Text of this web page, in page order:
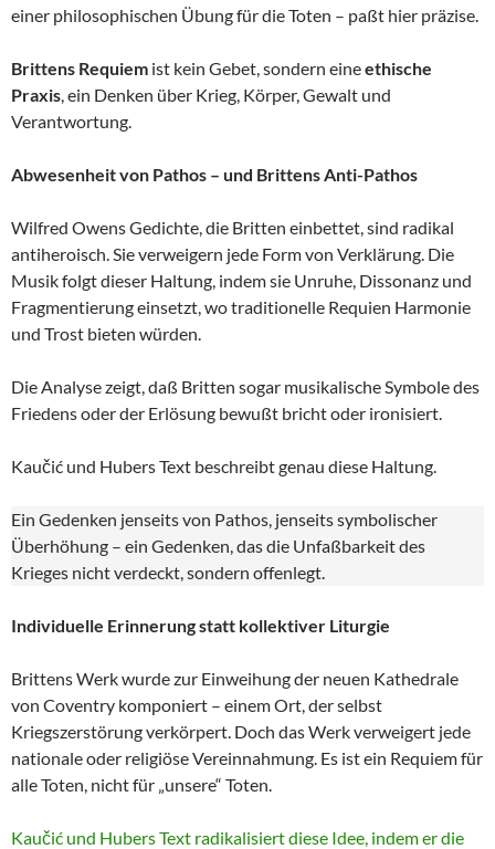
einer philosophischen Übung für die Toten – paßt hier präzise.
Brittens Requiem ist kein Gebet, sondern eineethische
Praxis, ein Denken über Krieg, Körper, Gewalt und
Verantwortung.
Abwesenheit von Pathos – und Brittens Anti-Pathos
Wilfred Owens Gedichte, die Britten einbettet, sind radikal
antiheroisch. Sie verweigern jede Form von Verklärung. Die
Musik folgt dieser Haltung, indem sie Unruhe, Dissonanz und
Fragmentierung einsetzt, wo traditionelle Requien Harmonie
und Trost bieten würden.
Die Analyse zeigt, daß Britten sogar musikalische Symbole des
Friedens oder der Erlösung bewußt bricht oder ironisiert.
Kaučić und Hubers Text beschreibt genau diese Haltung.
Ein Gedenken jenseits von Pathos, jenseits symbolischer
Überhöhung – ein Gedenken, das die Unfaßbarkeit des
Krieges nicht verdeckt, sondern offenlegt.
Individuelle Erinnerung statt kollektiver Liturgie
Brittens Werk wurde zur Einweihung der neuen Kathedrale
von Coventry komponiert – einem Ort, der selbst
Kriegszerstörung verkörpert. Doch das Werk verweigert jede
nationale oder religiöse Vereinnahmung. Es ist ein Requiem für
alle Toten, nicht für „unsere“ Toten.
Kaučić und Hubers Text radikalisiert diese Idee, indem er die